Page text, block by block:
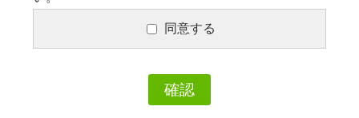
同意する